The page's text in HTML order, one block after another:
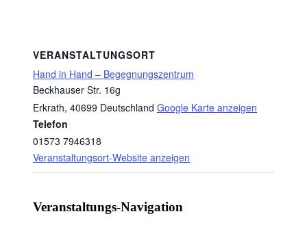
VERANSTALTUNGSORT
Hand in Hand – Begegnungszentrum
Beckhauser Str. 16g
Erkrath, 40699 Deutschland Google Karte anzeigen
Telefon
01573 7946318
Veranstaltungsort-Website anzeigen
Veranstaltungs-Navigation